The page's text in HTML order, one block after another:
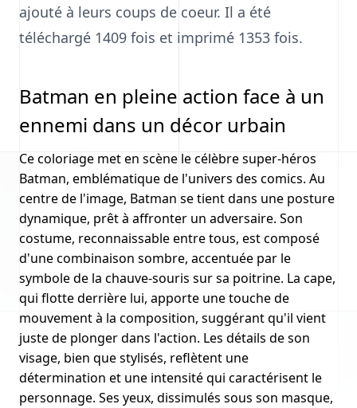
ajouté à leurs coups de coeur. Il a été
téléchargé 1409 fois et imprimé 1353 fois.
Batman en pleine action face à un
ennemi dans un décor urbain
Ce coloriage met en scène le célèbre super-héros
Batman, emblématique de l'univers des comics. Au
centre de l'image, Batman se tient dans une posture
dynamique, prêt à affronter un adversaire. Son
costume, reconnaissable entre tous, est composé
d'une combinaison sombre, accentuée par le
symbole de la chauve-souris sur sa poitrine. La cape,
qui flotte derrière lui, apporte une touche de
mouvement à la composition, suggérant qu'il vient
juste de plonger dans l'action. Les détails de son
visage, bien que stylisés, reflètent une
détermination et une intensité qui caractérisent le
personnage. Ses yeux, dissimulés sous son masque,